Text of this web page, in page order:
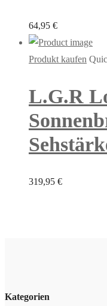
64,95 €
Produkt kaufen
L.G.R
319,95 €
Kategorien